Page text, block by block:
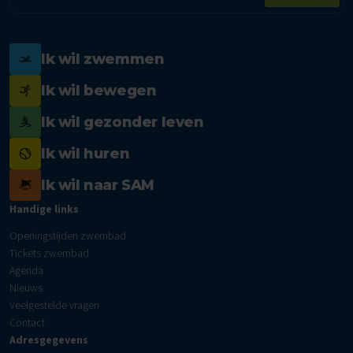
Ik wil zwemmen
Ik wil bewegen
Ik wil gezonder leven
Ik wil huren
Ik wil naar SAM
Handige links
Openingstijden zwembad
Tickets zwembad
Agenda
Nieuws
Veelgestelde vragen
Contact
Adresgegevens